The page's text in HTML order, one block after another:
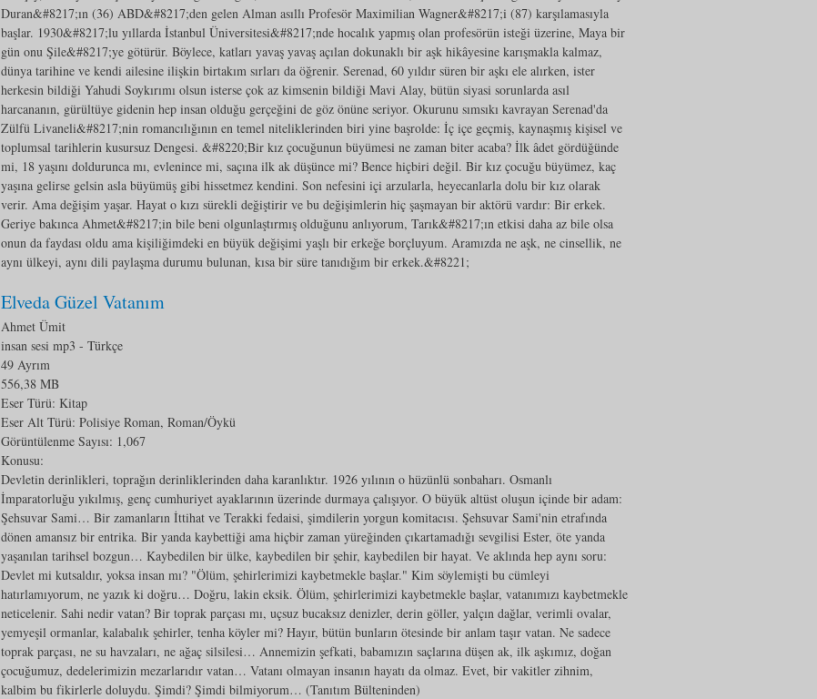
Duran&#8217;ın (36) ABD&#8217;den gelen Alman asıllı Profesör Maximilian Wagner&#8217;i (87) karşılamasıyla
başlar. 1930&#8217;lu yıllarda İstanbul Üniversitesi&#8217;nde hocalık yapmış olan profesörün isteği üzerine, Maya bir
gün onu Şile&#8217;ye götürür. Böylece, katları yavaş yavaş açılan dokunaklı bir aşk hikâyesine karışmakla kalmaz,
dünya tarihine ve kendi ailesine ilişkin birtakım sırları da öğrenir. Serenad, 60 yıldır süren bir aşkı ele alırken, ister
herkesin bildiği Yahudi Soykırımı olsun isterse çok az kimsenin bildiği Mavi Alay, bütün siyasi sorunlarda asıl
harcananın, gürültüye gidenin hep insan olduğu gerçeğini de göz önüne seriyor. Okurunu sımsıkı kavrayan Serenad'da
Zülfü Livaneli&#8217;nin romancılığının en temel niteliklerinden biri yine başrolde: İç içe geçmiş, kaynaşmış kişisel ve
toplumsal tarihlerin kusursuz Dengesi. &#8220;Bir kız çocuğunun büyümesi ne zaman biter acaba? İlk âdet gördüğünde
mi, 18 yaşını doldurunca mı, evlenince mi, saçına ilk ak düşünce mi? Bence hiçbiri değil. Bir kız çocuğu büyümez, kaç
yaşına gelirse gelsin asla büyümüş gibi hissetmez kendini. Son nefesini içi arzularla, heyecanlarla dolu bir kız olarak
verir. Ama değişim yaşar. Hayat o kızı sürekli değiştirir ve bu değişimlerin hiç şaşmayan bir aktörü vardır: Bir erkek.
Geriye bakınca Ahmet&#8217;in bile beni olgunlaştırmış olduğunu anlıyorum, Tarık&#8217;ın etkisi daha az bile olsa
onun da faydası oldu ama kişiliğimdeki en büyük değişimi yaşlı bir erkeğe borçluyum. Aramızda ne aşk, ne cinsellik, ne
aynı ülkeyi, aynı dili paylaşma durumu bulunan, kısa bir süre tanıdığım bir erkek.&#8221;
Elveda Güzel Vatanım
Ahmet Ümit
insan sesi mp3 - Türkçe
49 Ayrım
556,38 MB
Eser Türü: Kitap
Eser Alt Türü: Polisiye Roman, Roman/Öykü
Görüntülenme Sayısı: 1,067
Konusu:
Devletin derinlikleri, toprağın derinliklerinden daha karanlıktır. 1926 yılının o hüzünlü sonbaharı. Osmanlı
İmparatorluğu yıkılmış, genç cumhuriyet ayaklarının üzerinde durmaya çalışıyor. O büyük altüst oluşun içinde bir adam:
Şehsuvar Sami… Bir zamanların İttihat ve Terakki fedaisi, şimdilerin yorgun komitacısı. Şehsuvar Sami'nin etrafında
dönen amansız bir entrika. Bir yanda kaybettiği ama hiçbir zaman yüreğinden çıkartamadığı sevgilisi Ester, öte yanda
yaşanılan tarihsel bozgun… Kaybedilen bir ülke, kaybedilen bir şehir, kaybedilen bir hayat. Ve aklında hep aynı soru:
Devlet mi kutsaldır, yoksa insan mı? "Ölüm, şehirlerimizi kaybetmekle başlar." Kim söylemişti bu cümleyi
hatırlamıyorum, ne yazık ki doğru… Doğru, lakin eksik. Ölüm, şehirlerimizi kaybetmekle başlar, vatanımızı kaybetmekle
neticelenir. Sahi nedir vatan? Bir toprak parçası mı, uçsuz bucaksız denizler, derin göller, yalçın dağlar, verimli ovalar,
yemyeşil ormanlar, kalabalık şehirler, tenha köyler mi? Hayır, bütün bunların ötesinde bir anlam taşır vatan. Ne sadece
toprak parçası, ne su havzaları, ne ağaç silsilesi… Annemizin şefkati, babamızın saçlarına düşen ak, ilk aşkımız, doğan
çocuğumuz, dedelerimizin mezarlarıdır vatan… Vatanı olmayan insanın hayatı da olmaz. Evet, bir vakitler zihnim,
kalbim bu fikirlerle doluydu. Şimdi? Şimdi bilmiyorum… (Tanıtım Bülteninden)